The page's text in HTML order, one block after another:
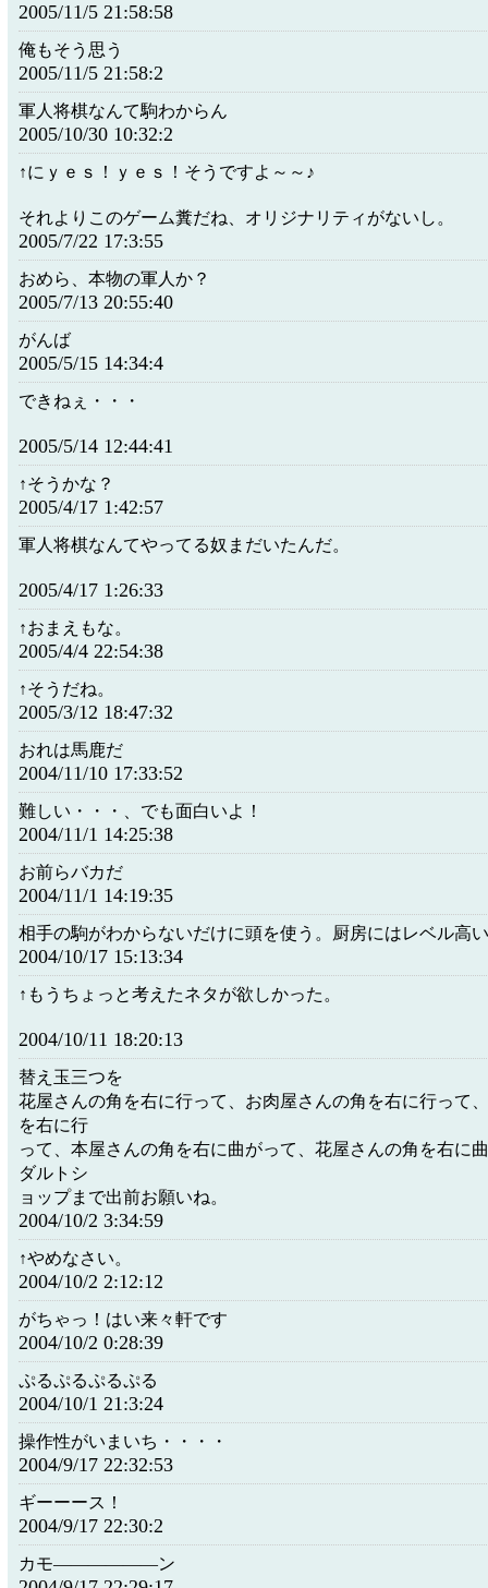
2005/11/5 21:58:58
俺もそう思う
2005/11/5 21:58:2
軍人将棋なんて駒わからん
2005/10/30 10:32:2
↑にｙｅｓ！ｙｅｓ！そうですよ～～♪
それよりこのゲーム糞だね、オリジナリティがないし。
2005/7/22 17:3:55
おめら、本物の軍人か？
2005/7/13 20:55:40
がんば
2005/5/15 14:34:4
できねぇ・・・
2005/5/14 12:44:41
↑そうかな？
2005/4/17 1:42:57
軍人将棋なんてやってる奴まだいたんだ。
2005/4/17 1:26:33
↑おまえもな。
2005/4/4 22:54:38
↑そうだね。
2005/3/12 18:47:32
おれは馬鹿だ
2004/11/10 17:33:52
難しい・・・、でも面白いよ！
2004/11/1 14:25:38
お前らバカだ
2004/11/1 14:19:35
相手の駒がわからないだけに頭を使う。厨房にはレベル高
2004/10/17 15:13:34
↑もうちょっと考えたネタが欲しかった。
2004/10/11 18:20:13
替え玉三つを
花屋さんの角を右に行って、お肉屋さんの角を右に行って
を右に行
って、本屋さんの角を右に曲がって、花屋さんの角を右に
ダルトシ
ョップまで出前お願いね。
2004/10/2 3:34:59
↑やめなさい。
2004/10/2 2:12:12
がちゃっ！はい来々軒です
2004/10/2 0:28:39
ぷるぷるぷるぷる
2004/10/1 21:3:24
操作性がいまいち・・・・
2004/9/17 22:32:53
ギーーース！
2004/9/17 22:30:2
カモ――――――ン